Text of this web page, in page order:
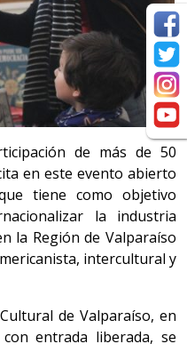
de más de 50
en este evento abierto
tiene como objetivo
la industria
la Región de Valparaíso
intercultural y
de Valparaíso, en
entrada liberada, se